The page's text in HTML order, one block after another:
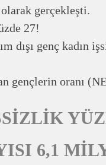
gerçekleşti.
27!
dışı genç kadın
gençlerin oranı
6,1